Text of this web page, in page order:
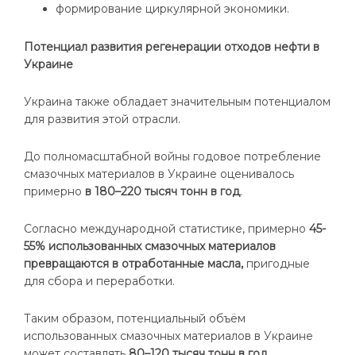
формирование циркулярной экономики.
Потенциал развития регенерации отходов нефти в
Украине
Украина также обладает значительным потенциалом
для развития этой отрасли.
До полномасштабной войны годовое потребление
смазочных материалов в Украине оценивалось
примерно в 180–220 тысяч тонн в год.
Согласно международной статистике, примерно 45-
55% использованных смазочных материалов
превращаются в отработанные масла, пригодные
для сбора и переработки.
Таким образом, потенциальный объём
использованных смазочных материалов в Украине